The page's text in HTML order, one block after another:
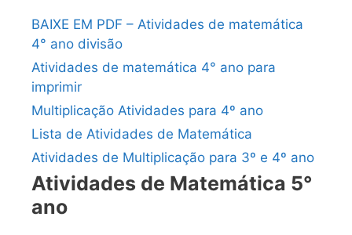
BAIXE EM PDF – Atividades de matemática
4° ano divisão
Atividades de matemática 4° ano para
imprimir
Multiplicação Atividades para 4º ano
Lista de Atividades de Matemática
Atividades de Multiplicação para 3º e 4º ano
Atividades de Matemática 5°
ano